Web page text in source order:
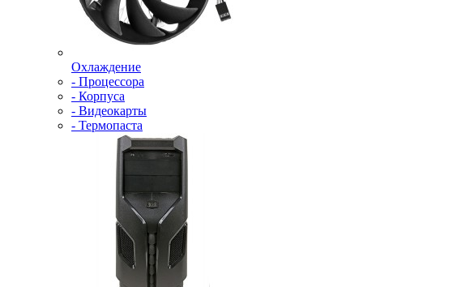
Охлаждение
- Процессора
- Корпуса
- Видеокарты
- Термопаста